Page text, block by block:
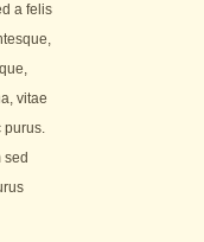
a felis
vitae
purus.
sed